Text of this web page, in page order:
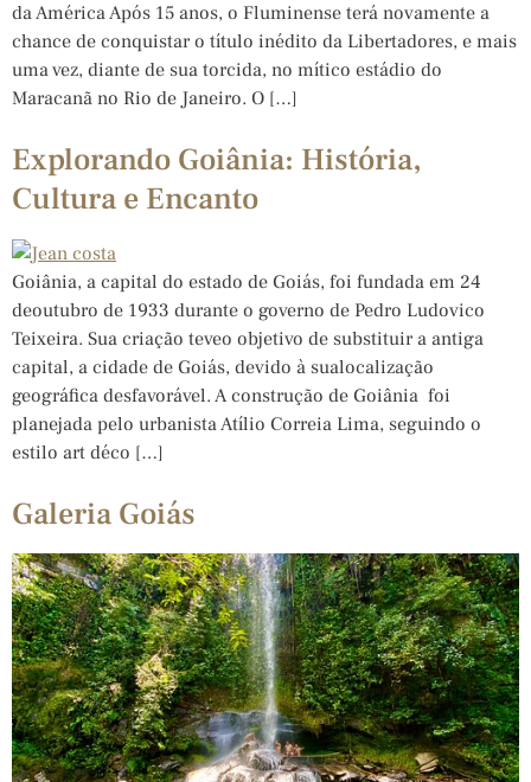
da América Após 15 anos, o Fluminense terá novamente a
chance de conquistar o título inédito da Libertadores, e mais
uma vez, diante de sua torcida, no mítico estádio do
Maracanã no Rio de Janeiro. O […]
Explorando Goiânia: História,
Cultura e Encanto
Goiânia, a capital do estado de Goiás, foi fundada em 24
deoutubro de 1933 durante o governo de Pedro Ludovico
Teixeira. Sua criação teveo objetivo de substituir a antiga
capital, a cidade de Goiás, devido à sualocalização
geográfica desfavorável. A construção de Goiânia foi
planejada pelo urbanista Atílio Correia Lima, seguindo o
estilo art déco […]
Galeria Goiás